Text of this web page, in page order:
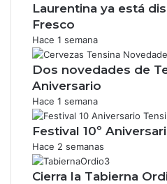
Laurentina ya está
Fresco
Hace 1 semana
Dos novedades de
Aniversario
Hace 1 semana
Festival 10º
Hace 2 semanas
Cierra la Tabierna